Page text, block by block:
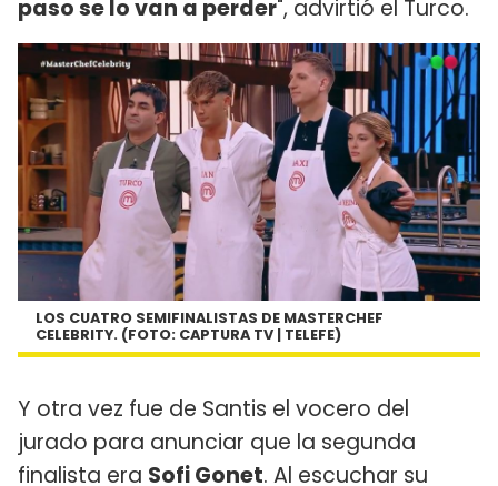
paso se lo van a perder", advirtió el Turco.
LOS CUATRO SEMIFINALISTAS DE MASTERCHEF
CELEBRITY. (FOTO: CAPTURA TV | TELEFE)
Y otra vez fue de Santis el vocero del
jurado para anunciar que la segunda
finalista era Sofi Gonet. Al escuchar su